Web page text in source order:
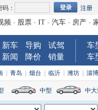
码： 注册
频 - 股票 - IT - 汽车 - 房产 -
新车 导购
试驾
新闻
降价 销量
车
车
青岛 烟台 临沂 潍坊 淄博
中型 中